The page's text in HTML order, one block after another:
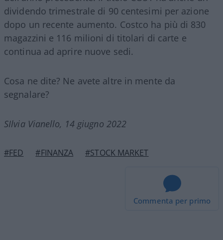
dividendo trimestrale di 90 centesimi per azione
dopo un recente aumento. Costco ha più di 830
magazzini e 116 milioni di titolari di carte e
continua ad aprire nuove sedi.
Cosa ne dite? Ne avete altre in mente da
segnalare?
SIlvia Vianello, 14 giugno 2022
#FED #FINANZA #STOCK MARKET
Commenta per primo